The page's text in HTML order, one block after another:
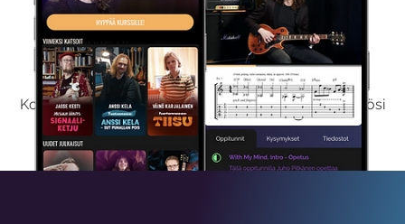
Kokeile Ilmaiseksi
Kokeilemalla ilmaiseksi saat koko sisältömme käyttöösi
viikon ajaksi.